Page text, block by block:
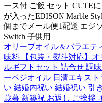
ース付 ご飯 セット CUTE
が入ったEDISON Marble
個までメール便1配送 エジ
Switch 子供用
オリーブオイル＆バラエテ
味料 【包装・熨斗対応】
ルギフトセット 詰合せ 調
ーベジオイル 日清エキス
い 結婚内祝い 結婚祝い 引
歳暮 新築祝 お返し ご挨拶